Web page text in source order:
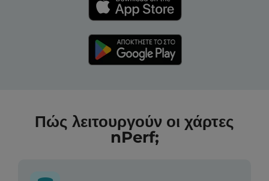
Πώς λειτουργούν οι χάρτες
nPerf;